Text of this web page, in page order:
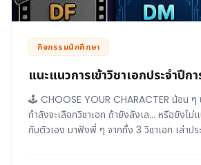
กิจกรรมนักศึกษา
แนะแนวการเข้าวิชาเอกประจำปี
🕹️ CHOOSE YOUR CHARACTER น้อน ๆ
กำลังจะเลือกวิชาเอก ถ้ายังลังเล... หรือยังไม่แ
กับตัวเอง มาฟังพี่ ๆ จากทั้ง 3 วิชาเอก เล่าประสบการณ์การเรียน